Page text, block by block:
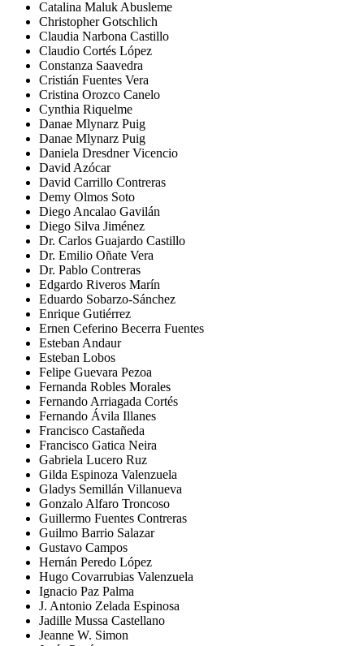
Catalina Maluk Abusleme
Christopher Gotschlich
Claudia Narbona Castillo
Claudio Cortés López
Constanza Saavedra
Cristián Fuentes Vera
Cristina Orozco Canelo
Cynthia Riquelme
Danae Mlynarz Puig
Danae Mlynarz Puig
Daniela Dresdner Vicencio
David Azócar
David Carrillo Contreras
Demy Olmos Soto
Diego Ancalao Gavilán
Diego Silva Jiménez
Dr. Carlos Guajardo Castillo
Dr. Emilio Oñate Vera
Dr. Pablo Contreras
Edgardo Riveros Marín
Eduardo Sobarzo-Sánchez
Enrique Gutiérrez
Ernen Ceferino Becerra Fuentes
Esteban Andaur
Esteban Lobos
Felipe Guevara Pezoa
Fernanda Robles Morales
Fernando Arriagada Cortés
Fernando Ávila Illanes
Francisco Castañeda
Francisco Gatica Neira
Gabriela Lucero Ruz
Gilda Espinoza Valenzuela
Gladys Semillán Villanueva
Gonzalo Alfaro Troncoso
Guillermo Fuentes Contreras
Guilmo Barrio Salazar
Gustavo Campos
Hernán Peredo López
Hugo Covarrubias Valenzuela
Ignacio Paz Palma
J. Antonio Zelada Espinosa
Jadille Mussa Castellano
Jeanne W. Simon